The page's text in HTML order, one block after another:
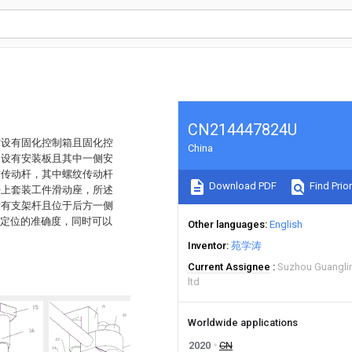
有固化控制箱且固化控
有安装板且其中一侧安
动杆，其中螺纹传动杆
套装工件滑动座，所述
支架杆且位于后方一侧
位的准确度，同时可以
CN214447824U
China
Download PDF Find
Other languages English
Inventor 苑学涛
Current Assignee
Suzhou
ltd
Worldwide applications
2020
CN